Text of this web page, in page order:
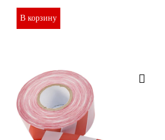
В корзину